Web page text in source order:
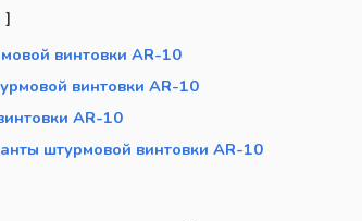
винтовки AR-10
винтовки AR-10
AR-10
штурмовой винтовки AR-10